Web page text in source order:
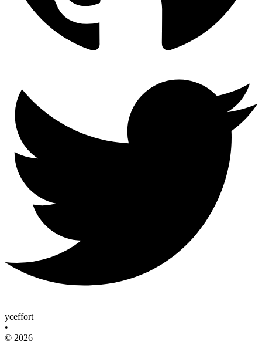
yceffort
•
© 2026